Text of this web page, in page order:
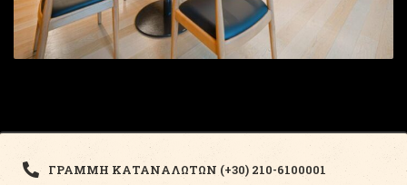
ΓΡΑΜΜΗ ΚΑΤΑΝΑΛΩΤΩΝ (+30) 210-6100001